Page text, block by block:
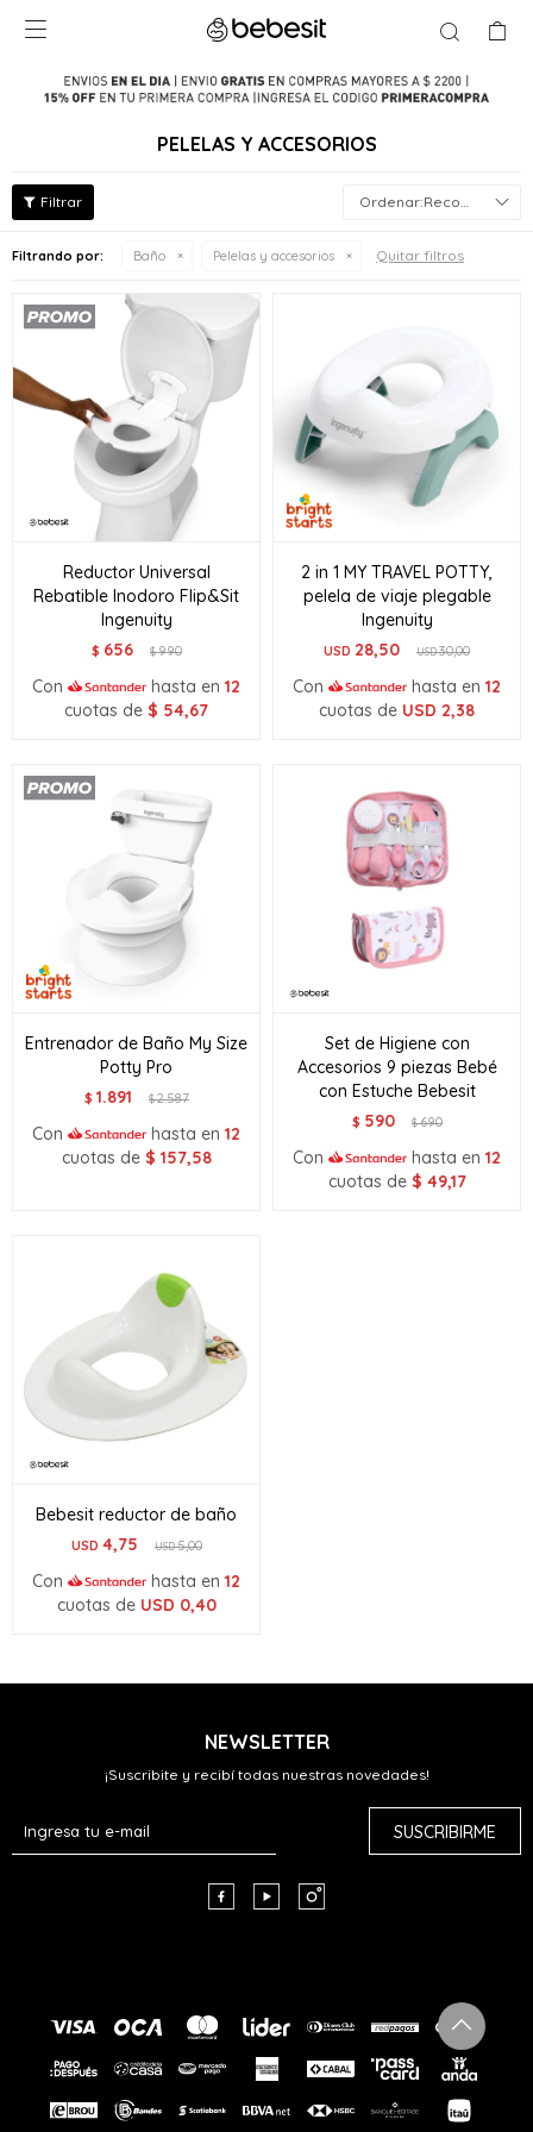

PELELAS Y ACCESORIOS
Recomendados
Filtrando por: Baño Pelelas y accesorios Quitar filtros
Reductor Universal
Rebatible Inodoro Flip&Sit
Ingenuity
$ 656 $990
Con hasta en 12
cuotas de $ 54,67
2 in 1 MY TRAVEL POTTY,
pelela de viaje plegable
Ingenuity
USD 28,50 USD30,00
Con hasta en 12
cuotas de USD 2,38
Entrenador de Baño My Size
Potty Pro
$ 1.891 $2.587
Con hasta en 12
cuotas de $ 157,58
Set de Higiene con
Accesorios 9 piezas Bebé
con Estuche Bebesit
$ 590 $690
Con hasta en 12
cuotas de $ 49,17
Bebesit reductor de baño
USD 4,75 USD5,00
Con hasta en 12
cuotas de USD 0,40
NEWSLETTER
¡Suscribite y recibí todas nuestras novedades!
SUSCRIBIRME
  